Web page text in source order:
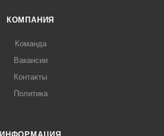
КОМПАНИЯ
Команда
Вакансии
Контакты
Политика